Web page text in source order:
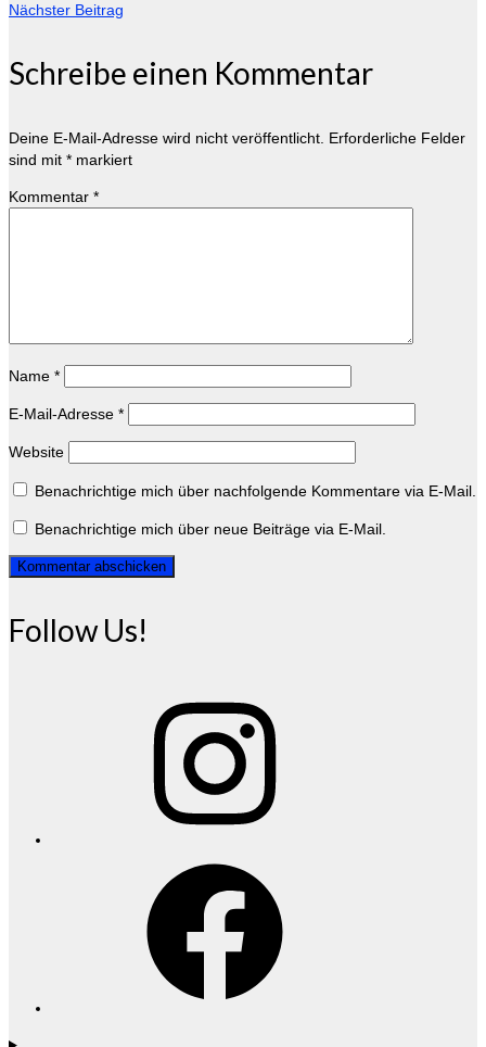
Nächster Beitrag
Schreibe einen Kommentar
Deine E-Mail-Adresse wird nicht veröffentlicht. Erforderliche Felder
sind mit * markiert
Kommentar *
Name *
E-Mail-Adresse *
Website
Benachrichtige mich über nachfolgende Kommentare via E-Mail.
Benachrichtige mich über neue Beiträge via E-Mail.
Follow Us!